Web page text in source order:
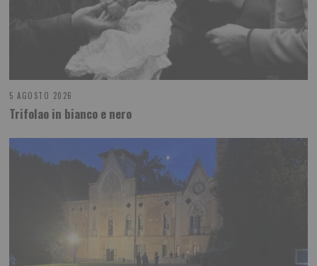
5 AGOSTO 2026
Trifolao in bianco e nero